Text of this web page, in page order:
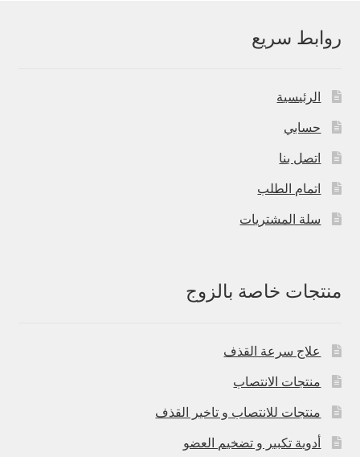
روابط سريع
الرئيسية
حسابي
اتصل بنا
اتمام الطلب
سلة المشتريات
منتجات خاصة بالزوج
علاج سرعة القذف
منتجات الانتصاب
منتجات للانتصاب و تاخير القذف
أدوية تكبير و تضخيم العضو